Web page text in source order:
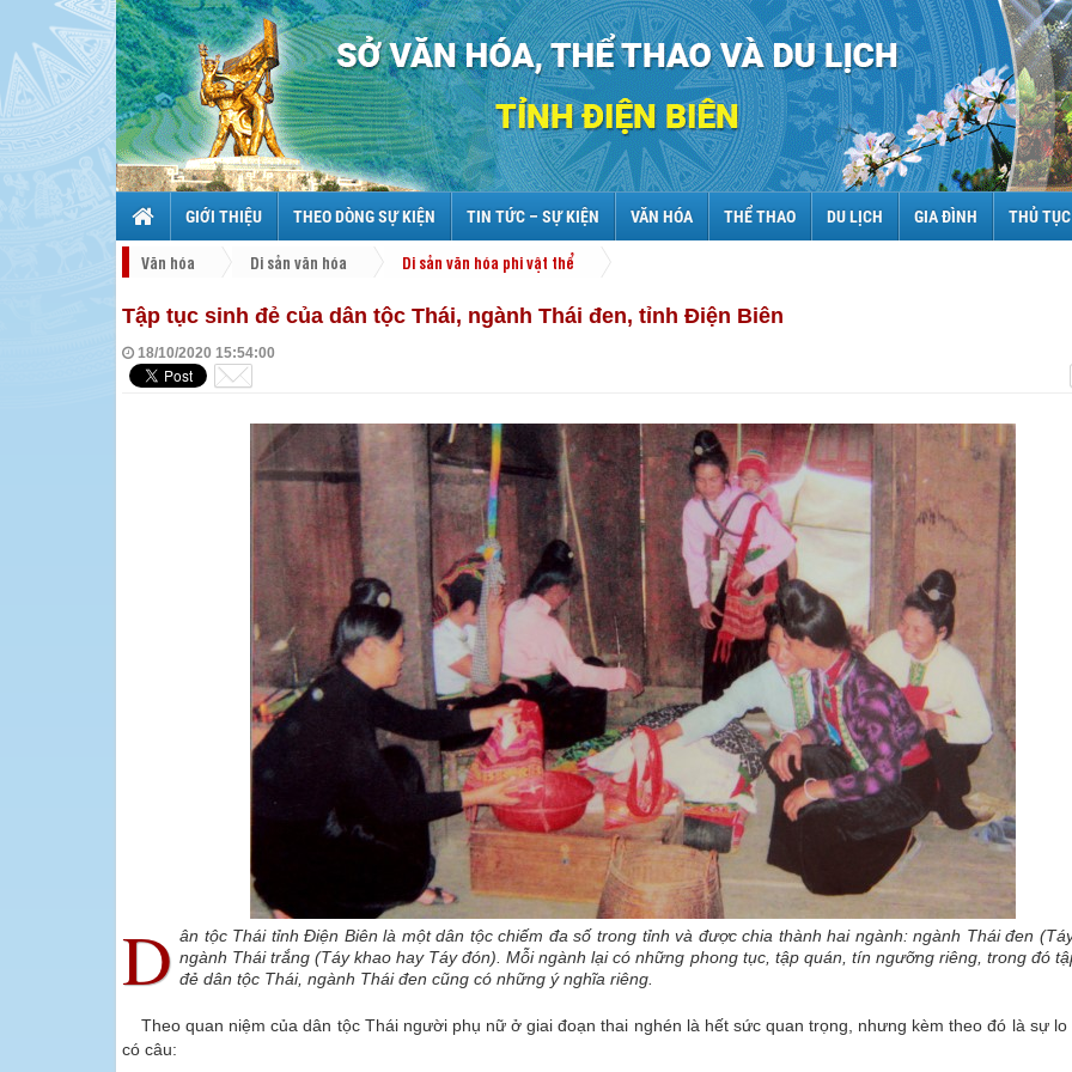
GIỚI THIỆU THEO DÒNG SỰ KIỆN TIN TỨC – SỰ KIỆN VĂN HÓA THỂ THAO DU LỊCH GIA ĐÌNH THỦ
Văn hóa Di sản văn hóa Di sản văn hóa phi vật thể
Tập tục sinh đẻ của dân tộc Thái, ngành Thái đen, tỉnh Điện Biên
18/10/2020 15:54:00
D ân tộc Thái tỉnh Điện Biên là một dân tộc chiếm đa số trong tỉnh và được chia thành hai ngành: ngành Thái đen
ngành Thái trắng (Táy khao hay Táy đón). Mỗi ngành lại có những phong tục, tập quán, tín ngưỡng riêng, trong đó
đẻ dân tộc Thái, ngành Thái đen cũng có những ý nghĩa riêng.
Theo quan niệm của dân tộc Thái người phụ nữ ở giai đoạn thai nghén là hết sức quan trọng, nhưng kèm theo đó là sự lo
có câu: